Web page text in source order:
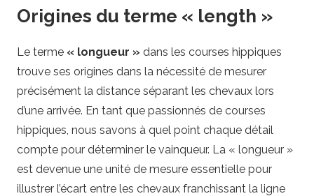
G
a
m
e
s
Origines du terme « length »
Le terme « longueur » dans les courses hippiques
trouve ses origines dans la nécessité de mesurer
précisément la distance séparant les chevaux lors
d’une arrivée. En tant que passionnés de courses
hippiques, nous savons à quel point chaque détail
compte pour déterminer le vainqueur. La « longueur »
est devenue une unité de mesure essentielle pour
illustrer l’écart entre les chevaux franchissant la ligne